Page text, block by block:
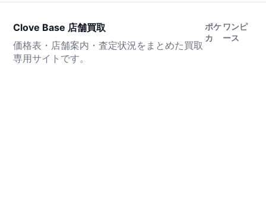
Clove Base 店舗買取
価格表・店舗案内・査定状況をまとめた買取
専用サイトです。
ポケ
カ
ワンピ
ース